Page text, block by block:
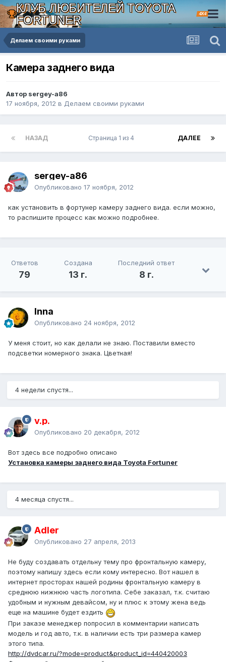
КЛУБ ЛЮБИТЕЛЕЙ TOYOTA
FORTUNER
4X4
Делаем своими руками
Камера заднего вида
Автор sergey-a86
17 ноября, 2012 в Делаем своими руками
НАЗАД ДАЛЕЕ
Страница 1 из 4
sergey-a86
Опубликовано 17 ноября, 2012
как установить в фортунер камеру заднего вида. если можно,
то распишите процесс как можно подробнее.
Ответов
79
Создана
13 г.
Последний ответ
8 г.
Inna
Опубликовано 24 ноября, 2012
У меня стоит, но как делали не знаю. Поставили вместо
подсветки номерного знака. Цветная!
4 недели спустя...
v.p.
Опубликовано 20 декабря, 2012
Вот здесь все подробно описано
Установка камеры заднего вида Toyota Fortuner
4 месяца спустя...
Adler
Опубликовано 27 апреля, 2013
Не буду создавать отдельну тему про фронтальную камеру,
поэтому напишу здесь если кому интересно. Вот нашел в
интернет просторах нашей родины фронтальную камеру в
среднюю нижнюю часть логотипа. Себе заказал, т.к. считаю
удобным и нужным девайсом, ну и плюс к этому жена ведь
еще на машине будет ездить
При заказе менеджер попросил в комментарии написать
модель и год авто, т.к. в наличии есть три размера камер
этого типа.
http://dvdcar.ru/?mode=product&product_id=440420003